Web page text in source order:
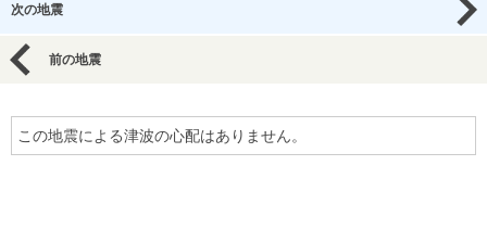
次の地震
前の地震
この地震による津波の心配はありません。